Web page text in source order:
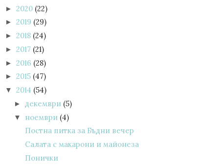
► 2020 (22)
► 2019 (29)
► 2018 (24)
► 2017 (21)
► 2016 (28)
► 2015 (47)
▼ 2014 (54)
► декември (5)
▼ ноември (4)
Постна питка за Бъдни вечер
Салата с макарони и майонеза
Понички